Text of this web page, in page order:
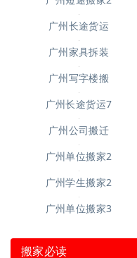
广州长途货运
广州家具拆装
广州写字楼搬
广州长途货运7
广州公司搬迁
广州单位搬家2
广州学生搬家2
广州单位搬家3
搬家必读